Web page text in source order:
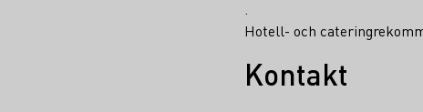
Hotell- och
Kontakt